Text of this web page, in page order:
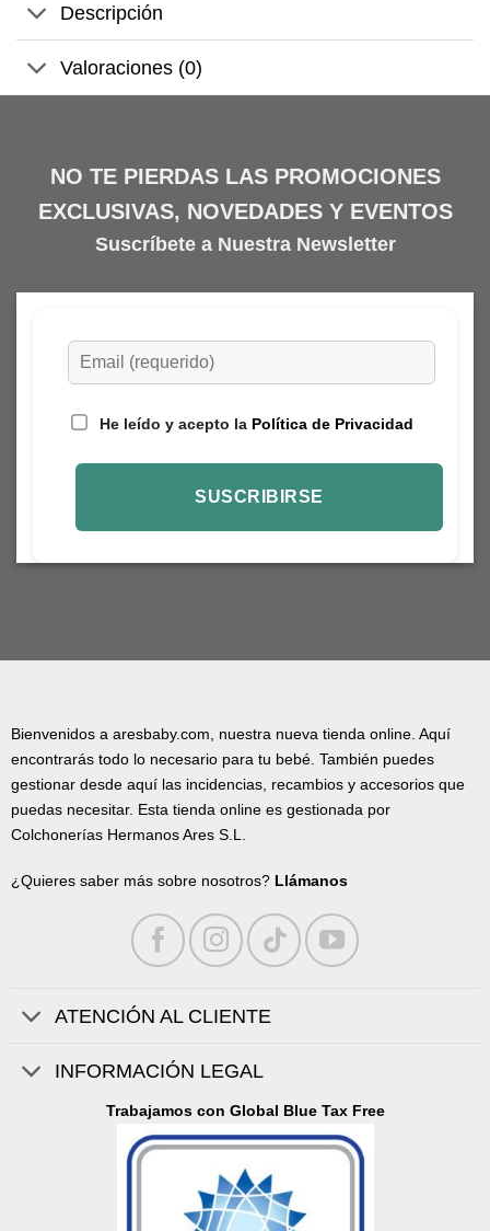
Descripción
Valoraciones (0)
NO TE PIERDAS LAS PROMOCIONES
EXCLUSIVAS, NOVEDADES Y EVENTOS
Suscríbete a Nuestra Newsletter
He leído y acepto la Política de Privacidad
Bienvenidos a aresbaby.com, nuestra nueva tienda online. Aquí
encontrarás todo lo necesario para tu bebé. También puedes
gestionar desde aquí las incidencias, recambios y accesorios que
puedas necesitar. Esta tienda online es gestionada por
Colchonerías Hermanos Ares S.L.
¿Quieres saber más sobre nosotros? Llámanos
ATENCIÓN AL CLIENTE
INFORMACIÓN LEGAL
Trabajamos con Global Blue Tax Free